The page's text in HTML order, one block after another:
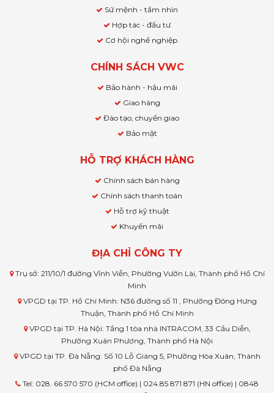
Sứ mệnh - tầm nhìn
Hợp tác - đầu tư
Cơ hội nghề nghiệp
CHÍNH SÁCH VWC
Bảo hành - hậu mãi
Giao hàng
Đào tạo, chuyển giao
Bảo mật
HỖ TRỢ KHÁCH HÀNG
Chính sách bán hàng
Chính sách thanh toán
Hỗ trợ kỹ thuật
Khuyến mãi
ĐỊA CHỈ CÔNG TY
Trụ sở: 211/10/1 đường Vĩnh Viễn, Phường Vườn Lài, Thành phố Hồ Chí
Minh
VPGD tại TP. Hồ Chí Minh: N36 đường số 11 , Phường Đông Hưng
Thuận, Thành phố Hồ Chí Minh
VPGD tại TP. Hà Nội: Tầng 1 tòa nhà INTRACOM, 33 Cầu Diễn,
Phường Xuân Phương, Thành phố Hà Nội
VPGD tại TP. Đà Nẵng: Số 10 Lỗ Giáng 5, Phường Hòa Xuân, Thành
phố Đà Nẵng
Tel: 028. 66 570 570 (HCM office) | 024.85 871 871 (HN office) | 0848